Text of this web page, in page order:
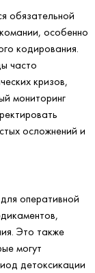
обязательной
особенно
кодирования.
часто
кризов,
мониторинг
осложнений и
оперативной
Это также
могут
детоксикации